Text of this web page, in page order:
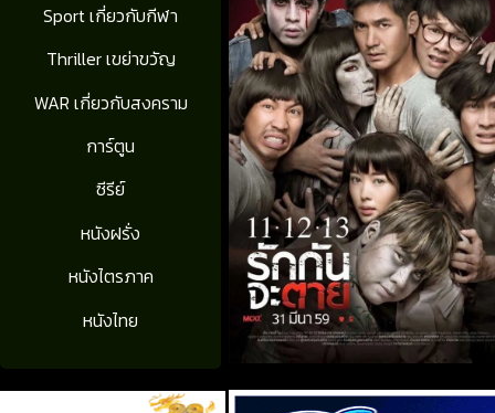
Sport เกี่ยวกับกีฬา
Thriller เขย่าขวัญ
WAR เกี่ยวกับสงคราม
การ์ตูน
ซีรีย์
หนังฝรั่ง
หนังไตรภาค
หนังไทย